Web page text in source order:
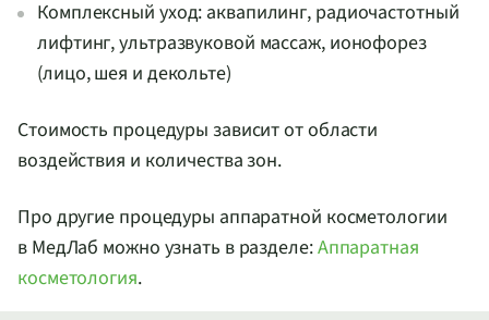
Комплексный уход: аквапилинг, радиочастотный
лифтинг, ультразвуковой массаж, ионофорез
(лицо, шея и декольте)
Стоимость процедуры зависит от области
воздействия и количества зон.
Про другие процедуры аппаратной косметологии
в МедЛаб можно узнать в разделе:Аппаратная
косметология.